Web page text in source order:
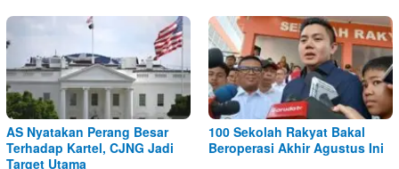
AS Nyatakan Perang Besar
Terhadap Kartel, CJNG Jadi
Target Utama
100 Sekolah Rakyat Bakal
Beroperasi Akhir Agustus Ini